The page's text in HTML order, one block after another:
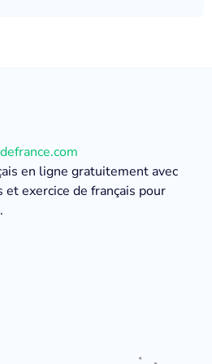
en ligne gratuitement avec
et exercice de français pour